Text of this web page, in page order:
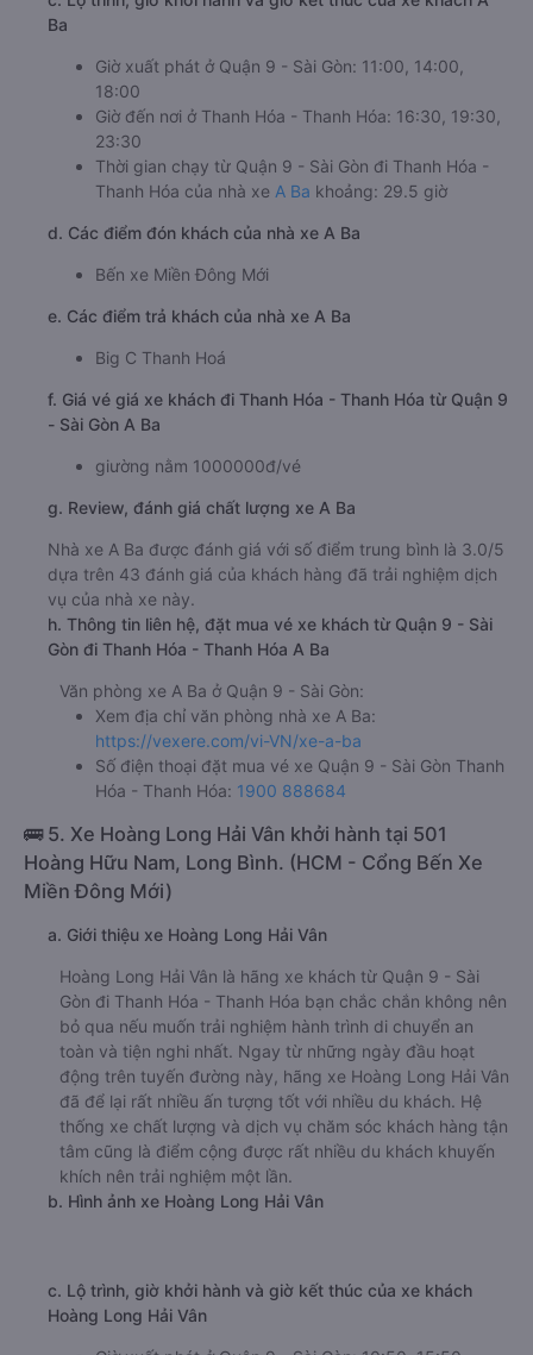
Gòn đi Thanh Hóa - Thanh Hóa Hoàng Long - Hà Nội
Văn phòng xe Hoàng Long - Hà Nội ở Quận 9 - Sài Gòn:
Xem địa chỉ văn phòng nhà xe Hoàng Long - Hà Nội:
https://vexere.com/vi-VN/xe-hoang-long-ha-noi
Số điện thoại đặt mua vé xe Quận 9 - Sài Gòn Thanh
Hóa - Thanh Hóa: 1900 888684
xe Miền Đông Mới)
a. Giới thiệu xe A Ba
Trải nghiệm dịch vụ xe limousine từ Quận 9 - Sài Gòn đi
Thanh Hóa - Thanh Hóa của A Ba chắc hẳn sẽ không làm
rất lâu, so với các hãng xe khác thì A Ba đã có một vị trí
nhất định trong lòng của nhiều hành khách. Với chất
toàn có tiềm năng trở thành một trong những hãng xe
hàng đầu về chất lượng trên tuyến đường này.
c. Lộ trình, giờ khởi hành và giờ kết thúc của xe khách A